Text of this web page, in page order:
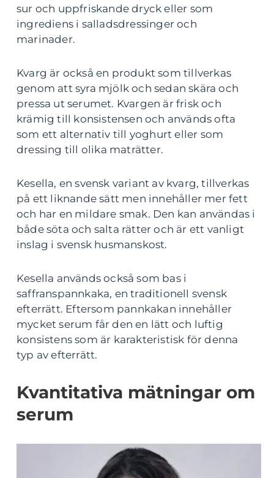
sur och uppfriskande dryck eller som
ingrediens i salladsdressinger och
marinader.
Kvarg är också en produkt som tillverkas
genom att syra mjölk och sedan skära och
pressa ut serumet. Kvargen är frisk och
krämig till konsistensen och används ofta
som ett alternativ till yoghurt eller som
dressing till olika maträtter.
Kesella, en svensk variant av kvarg, tillverkas
på ett liknande sätt men innehåller mer fett
och har en mildare smak. Den kan användas i
både söta och salta rätter och är ett vanligt
inslag i svensk husmanskost.
Kesella används också som bas i
saffranspannkaka, en traditionell svensk
efterrätt. Eftersom pannkakan innehåller
mycket serum får den en lätt och luftig
konsistens som är karakteristisk för denna
typ av efterrätt.
Kvantitativa mätningar om
serum